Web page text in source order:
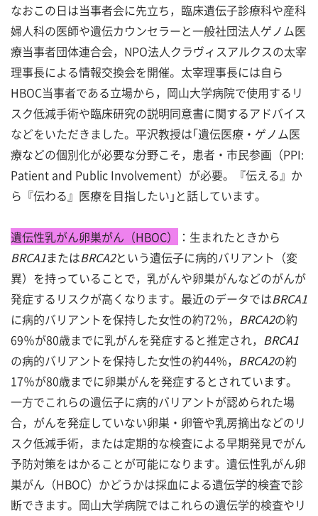
なおこの日は当事者会に先立ち，臨床遺伝子診療科や産科
婦人科の医師や遺伝カウンセラーと一般社団法人ゲノム医
療当事者団体連合会，NPO法人クラヴィスアルクスの太宰
理事長による情報交換会を開催。太宰理事長には自ら
HBOC当事者である立場から，岡山大学病院で使用するリ
スク低減手術や臨床研究の説明同意書に関するアドバイス
などをいただきました。平沢教授は｢遺伝医療・ゲノム医
療などの個別化が必要な分野こそ，患者・市民参画（PPI:
Patient and Public Involvement）が必要。『伝える』か
ら『伝わる』医療を目指したい｣と話しています。
遺伝性乳がん卵巣がん（HBOC） ： 生まれたときから
BRCA1またはBRCA2という遺伝子に病的バリアント（変
異）を持っていることで，乳がんや卵巣がんなどのがんが
発症するリスクが高くなります。最近のデータではBRCA1
に病的バリアントを保持した女性の約72％， BRCA2の約
69％が80歳までに乳がんを発症すると推定され， BRCA1
の病的バリアントを保持した女性の約44%， BRCA2の約
17％が80歳までに卵巣がんを発症するとされています。
一方でこれらの遺伝子に病的バリアントが認められた場
合，がんを発症していない卵巣・卵管や乳房摘出などのリ
スク低減手術，または定期的な検査による早期発見でがん
予防対策をはかることが可能になります。遺伝性乳がん卵
巣がん（HBOC）かどうかは採血による遺伝学的検査で診
断できます。岡山大学病院ではこれらの遺伝学的検査やリ